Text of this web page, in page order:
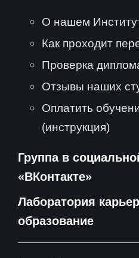
О нашем
Как проходит
Проверка
Отзывы наших
Оплатить
(инструкция)
Группа в
«ВКонтакте»
Лаборатория
образование